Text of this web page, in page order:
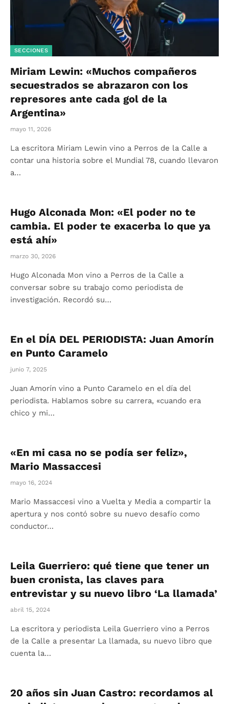
SECCIONES
Miriam Lewin: «Muchos compañeros
secuestrados se abrazaron con los
represores ante cada gol de la
Argentina»
mayo 11, 2026
La escritora Miriam Lewin vino a Perros de la Calle a
contar una historia sobre el Mundial 78, cuando llevaron
a…
Hugo Alconada Mon: «El poder no te
cambia. El poder te exacerba lo que ya
está ahí»
marzo 30, 2026
Hugo Alconada Mon vino a Perros de la Calle a
conversar sobre su trabajo como periodista de
investigación. Recordó su…
En el DÍA DEL PERIODISTA: Juan Amorín
en Punto Caramelo
junio 7, 2025
Juan Amorín vino a Punto Caramelo en el día del
periodista. Hablamos sobre su carrera, «cuando era
chico y mi…
«En mi casa no se podía ser feliz»,
Mario Massaccesi
mayo 16, 2024
Mario Massaccesi vino a Vuelta y Media a compartir la
apertura y nos contó sobre su nuevo desafío como
conductor…
Leila Guerriero: qué tiene que tener un
buen cronista, las claves para
entrevistar y su nuevo libro ‘La llamada’
abril 15, 2024
La escritora y periodista Leila Guerriero vino a Perros
de la Calle a presentar La llamada, su nuevo libro que
cuenta la…
20 años sin Juan Castro: recordamos al